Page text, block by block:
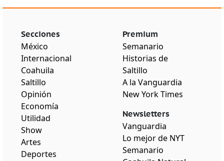
Secciones
México
Internacional
Coahuila
Saltillo
Opinión
Economía
Utilidad
Show
Artes
Deportes
Premium
Semanario
Historias de
Saltillo
A la Vanguardia
New York Times
Newsletters
Vanguardia
Lo mejor de NYT
Semanario